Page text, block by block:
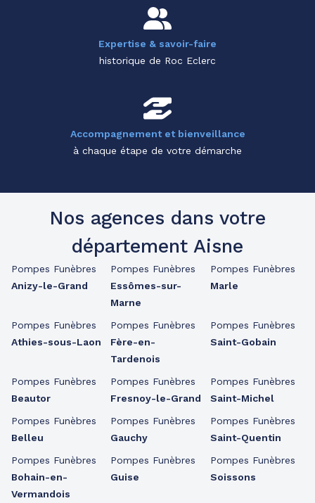
Expertise & savoir-faire
historique de Roc Eclerc
Accompagnement et bienveillance
à chaque étape de votre démarche
Nos agences dans votre
département Aisne
Pompes Funèbres
Anizy-le-Grand
Pompes Funèbres
Athies-sous-Laon
Pompes Funèbres
Beautor
Pompes Funèbres
Belleu
Pompes Funèbres
Bohain-en-
Vermandois
Pompes Funèbres
Essômes-sur-
Marne
Pompes Funèbres
Fère-en-
Tardenois
Pompes Funèbres
Fresnoy-le-Grand
Pompes Funèbres
Gauchy
Pompes Funèbres
Guise
Pompes Funèbres
Marle
Pompes Funèbres
Saint-Gobain
Pompes Funèbres
Saint-Michel
Pompes Funèbres
Saint-Quentin
Pompes Funèbres
Soissons